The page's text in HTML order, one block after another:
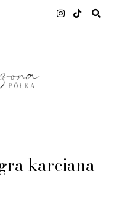
karciana
to deliver its
and to detect